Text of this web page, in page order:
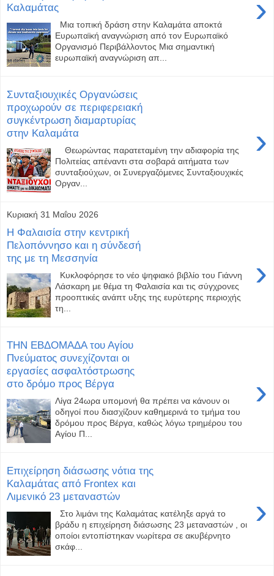
Καλαμάτας
›
Μια τοπική δράση στην Καλαμάτα αποκτά
Ευρωπαϊκή αναγνώριση από τον Ευρωπαϊκό
Οργανισμό Περιβάλλοντος Μια σημαντική
ευρωπαϊκή αναγνώριση απ...
Συνταξιουχικές Οργανώσεις
προχωρούν σε περιφερειακή
συγκέντρωση διαμαρτυρίας
στην Καλαμάτα
›
Θεωρώντας παρατεταμένη την αδιαφορία της
Πολιτείας απέναντι στα σοβαρά αιτήματα των
συνταξιούχων, οι Συνεργαζόμενες Συνταξιουχικές
Οργαν...
Κυριακή 31 Μαΐου 2026
Η Φαλαισία στην κεντρική
Πελοπόννησο και η σύνδεσή
της με τη Μεσσηνία
›
Κυκλοφόρησε το νέο ψηφιακό βιβλίο του Γιάννη
Λάσκαρη με θέμα τη Φαλαισία και τις σύγχρονες
προοπτικές ανάπτ υξης της ευρύτερης περιοχής
τη...
ΤΗΝ ΕΒΔΟΜΑΔΑ του Αγίου
Πνεύματος συνεχίζονται οι
εργασίες ασφαλτόστρωσης
στο δρόμο προς Βέργα
›
Λίγα 24ωρα υπομονή θα πρέπει να κάνουν οι
οδηγοί που διασχίζουν καθημερινά το τμήμα του
δρόμου προς Βέργα, καθώς λόγω τριημέρου του
Αγίου Π...
Επιχείρηση διάσωσης νότια της
Καλαμάτας από Frontex και
Λιμενικό 23 μεταναστών
›
Στο λιμάνι της Καλαμάτας κατέληξε αργά το
βράδυ η επιχείρηση διάσωσης 23 μεταναστών , οι
οποίοι εντοπίστηκαν νωρίτερα σε ακυβέρνητο
σκάφ...